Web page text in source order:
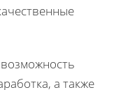
а также